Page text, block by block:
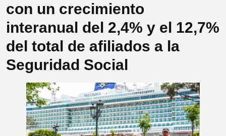
con un crecimiento
interanual del 2,4% y el 12,7%
del total de afiliados a la
Seguridad Social